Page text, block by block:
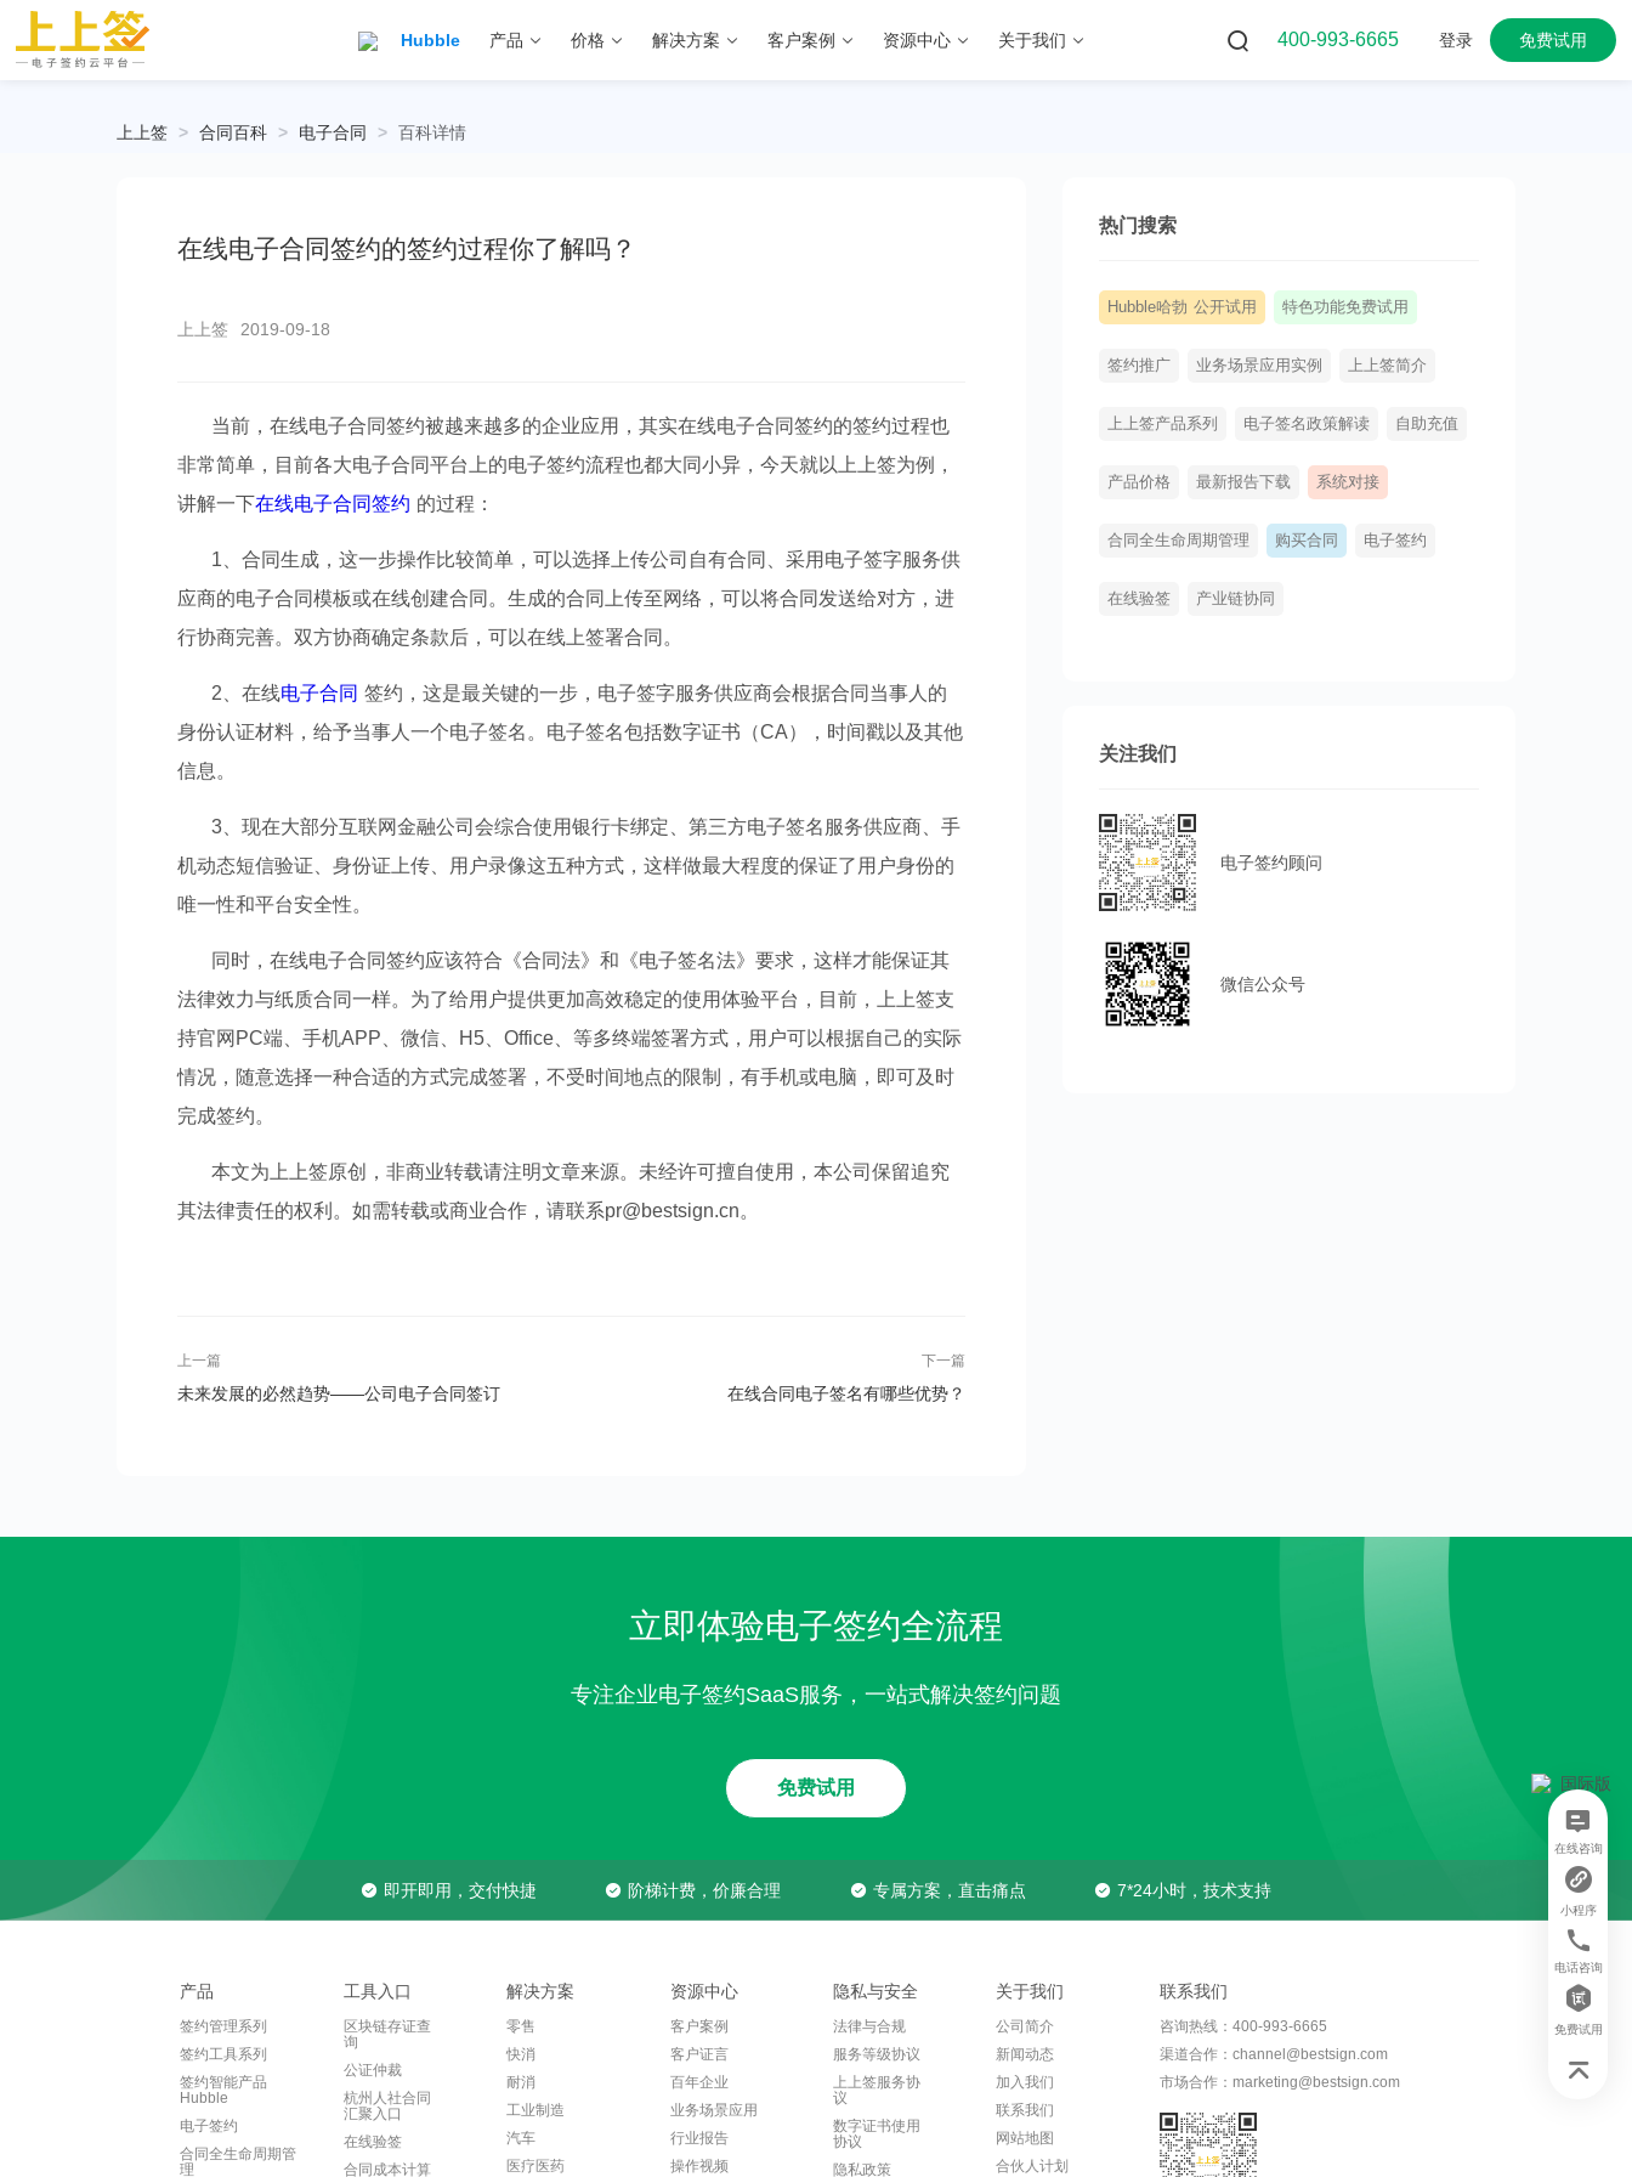
Hubble 产品 价格 解决方案 客户案例 资源中心 关于我们 400-993-6665 登录 免费试用
上上签 > 合同百科 > 电子合同 > 百科详情
在线电子合同签约的签约过程你了解吗？
上上签 2019-09-18
当前，在线电子合同签约被越来越多的企业应用，其实在线电子合同签约的签约过程也
非常简单，目前各大电子合同平台上的电子签约流程也都大同小异，今天就以上上签为例，
讲解一下在线电子合同签约 的过程：
1、合同生成，这一步操作比较简单，可以选择上传公司自有合同、采用电子签字服务供
应商的电子合同模板或在线创建合同。生成的合同上传至网络，可以将合同发送给对方，进
行协商完善。双方协商确定条款后，可以在线上签署合同。
2、在线电子合同 签约，这是最关键的一步，电子签字服务供应商会根据合同当事人的
身份认证材料，给予当事人一个电子签名。电子签名包括数字证书（CA），时间戳以及其他
信息。
3、现在大部分互联网金融公司会综合使用银行卡绑定、第三方电子签名服务供应商、手
机动态短信验证、身份证上传、用户录像这五种方式，这样做最大程度的保证了用户身份的
唯一性和平台安全性。
同时，在线电子合同签约应该符合《合同法》和《电子签名法》要求，这样才能保证其
法律效力与纸质合同一样。为了给用户提供更加高效稳定的使用体验平台，目前，上上签支
持官网PC端、手机APP、微信、H5、Office、等多终端签署方式，用户可以根据自己的实际
情况，随意选择一种合适的方式完成签署，不受时间地点的限制，有手机或电脑，即可及时
完成签约。
本文为上上签原创，非商业转载请注明文章来源。未经许可擅自使用，本公司保留追究
其法律责任的权利。如需转载或商业合作，请联系pr@bestsign.cn。
上一篇
未来发展的必然趋势——公司电子合同签订
下一篇
在线合同电子签名有哪些优势？
热门搜索
Hubble哈勃 公开试用 特色功能免费试用
签约推广 业务场景应用实例 上上签简介
上上签产品系列 电子签名政策解读 自助充值
产品价格 最新报告下载 系统对接
合同全生命周期管理 购买合同 电子签约
在线验签 产业链协同
关注我们
电子签约顾问
微信公众号
立即体验电子签约全流程
专注企业电子签约SaaS服务，一站式解决签约问题
免费试用
即开即用，交付快捷 阶梯计费，价廉合理 专属方案，直击痛点 7*24小时，技术支持
产品
签约管理系列
签约工具系列
签约智能产品
Hubble
电子签约
合同全生命周期管
理
工具入口
区块链存证查
询
公证仲裁
杭州人社合同
汇聚入口
在线验签
合同成本计算
解决方案
零售
快消
耐消
工业制造
汽车
医疗医药
资源中心
客户案例
客户证言
百年企业
业务场景应用
行业报告
操作视频
隐私与安全
法律与合规
服务等级协议
上上签服务协
议
数字证书使用
协议
隐私政策
关于我们
公司简介
新闻动态
加入我们
联系我们
网站地图
合伙人计划
联系我们
咨询热线：400-993-6665
渠道合作：channel@bestsign.com
市场合作：marketing@bestsign.com
在线咨询
小程序
电话咨询
免费试用